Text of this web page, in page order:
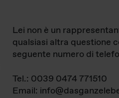
Lei non è un
qualsiasi altra questione
seguente numero di
Tel.: 0039 0474 771510
Email: